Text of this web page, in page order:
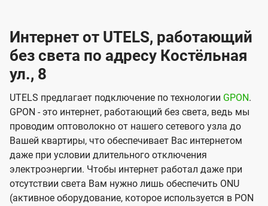
Интернет от UTELS, работающий
без света по адресу Костёльная
ул., 8
UTELS предлагает подключение по технологии GPON.
GPON - это интернет, работающий без света, ведь мы
проводим оптоволокно от нашего сетевого узла до
Вашей квартиры, что обеспечивает Вас интернетом
даже при условии длительного отключения
электроэнергии. Чтобы интернет работал даже при
отсутствии света Вам нужно лишь обеспечить ONU
(активное оборудование, которое используется в PON